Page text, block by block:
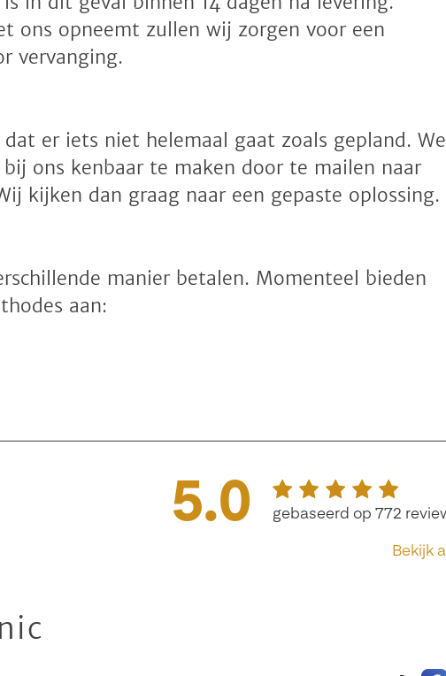
ons opneemt zullen wij zorgen voor een
vervanging.
er iets niet helemaal gaat zoals gepland. We
ons kenbaar te maken door te mailen naar
kijken dan graag naar een gepaste oplossing.
manier betalen. Momenteel bieden
aan: